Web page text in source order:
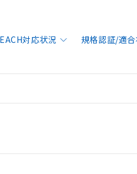
対応状況 規格認証/適